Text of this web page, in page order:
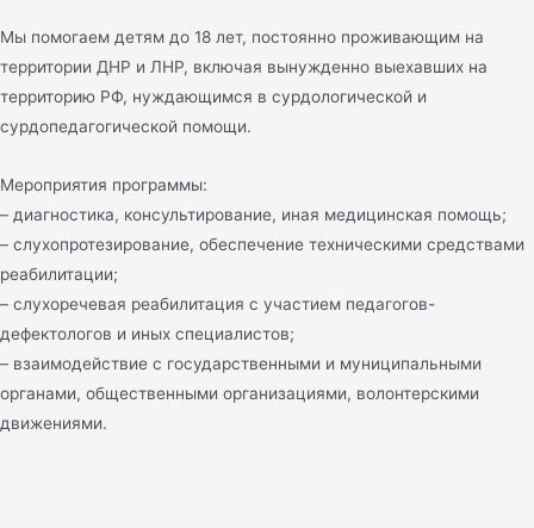
Мы помогаем детям до 18 лет, постоянно проживающим на
территории ДНР и ЛНР, включая вынужденно выехавших на
территорию РФ, нуждающимся в сурдологической и
сурдопедагогической помощи.
Мероприятия программы:
– диагностика, консультирование, иная медицинская помощь;
– слухопротезирование, обеспечение техническими средствами
реабилитации;
– слухоречевая реабилитация с участием педагогов-
дефектологов и иных специалистов;
– взаимодействие с государственными и муниципальными
органами, общественными организациями, волонтерскими
движениями.